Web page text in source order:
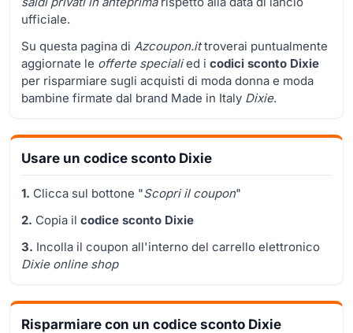
ufficiale.
Su questa pagina di Azcoupon.ittroverai puntualmente
aggiornate le offerte specialied i codici sconto Dixie
per risparmiare sugli acquisti di moda donna e moda
bambine firmate dal brand Made in Italy Dixie.
Usare un codice sconto Dixie
1. Clicca sul bottone "Scopri il coupon"
2. Copia il codice sconto Dixie
3. Incolla il coupon all'interno del carrello elettronico
Dixie online shop
Risparmiare con un codice sconto Dixie